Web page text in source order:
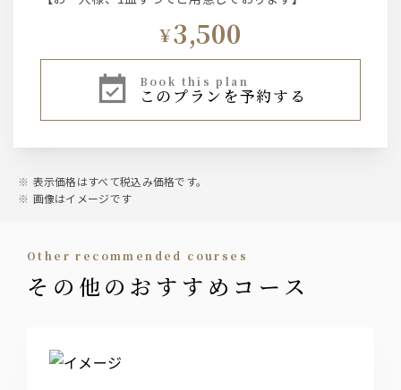
¥3,500
book this plan
このプランを予約する
表示価格はすべて税込み価格です。
画像はイメージです
other recommended courses
その他のおすすめコース